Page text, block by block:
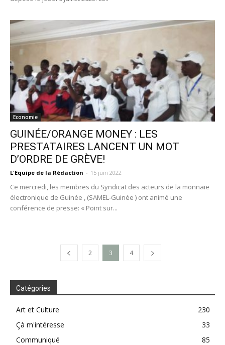
Economie
GUINÉE/ORANGE MONEY : LES
PRESTATAIRES LANCENT UN MOT
D’ORDRE DE GRÈVE!
L'Equipe de la Rédaction - 15 juin 2022
Ce mercredi, les membres du Syndicat des acteurs de la monnaie
électronique de Guinée , (SAMEL-Guinée ) ont animé une
conférence de presse: « Point sur...
2 3 4
Catégories
Art et Culture
230
Çà m'intéresse
33
Communiqué
85